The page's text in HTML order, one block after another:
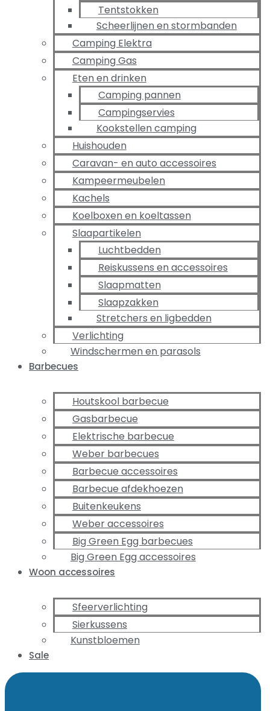
Tentstokken
Scheerlijnen en stormbanden
Camping Elektra
Camping Gas
Eten en drinken
Camping pannen
Campingservies
Kookstellen camping
Huishouden
Caravan- en auto accessoires
Kampeermeubelen
Kachels
Koelboxen en koeltassen
Slaapartikelen
Luchtbedden
Reiskussens en accessoires
Slaapmatten
Slaapzakken
Stretchers en ligbedden
Verlichting
Windschermen en parasols
Barbecues
Houtskool barbecue
Gasbarbecue
Elektrische barbecue
Weber barbecues
Barbecue accessoires
Barbecue afdekhoezen
Buitenkeukens
Weber accessoires
Big Green Egg barbecues
Big Green Egg accessoires
Woon accessoires
Sfeerverlichting
Sierkussens
Kunstbloemen
Sale